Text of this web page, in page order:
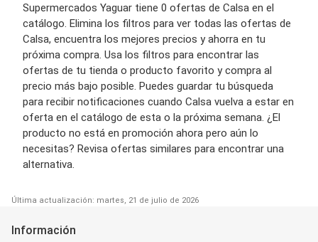
Supermercados Yaguar tiene 0 ofertas de Calsa en el
catálogo. Elimina los filtros para ver todas las ofertas de
Calsa, encuentra los mejores precios y ahorra en tu
próxima compra. Usa los filtros para encontrar las
ofertas de tu tienda o producto favorito y compra al
precio más bajo posible. Puedes guardar tu búsqueda
para recibir notificaciones cuando Calsa vuelva a estar en
oferta en el catálogo de esta o la próxima semana. ¿El
producto no está en promoción ahora pero aún lo
necesitas? Revisa ofertas similares para encontrar una
alternativa.
Última actualización: martes, 21 de julio de 2026
Información